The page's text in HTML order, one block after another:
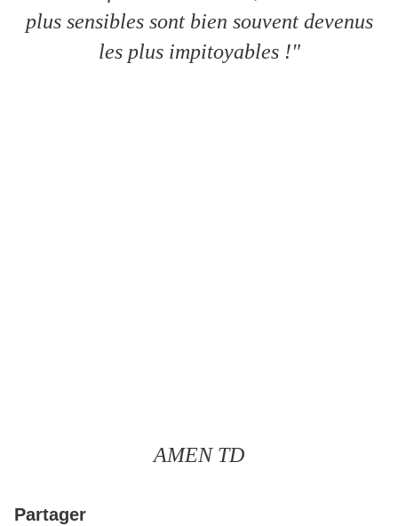
plus sensibles sont bien souvent devenus
les plus impitoyables !"
AMEN TD
Partager